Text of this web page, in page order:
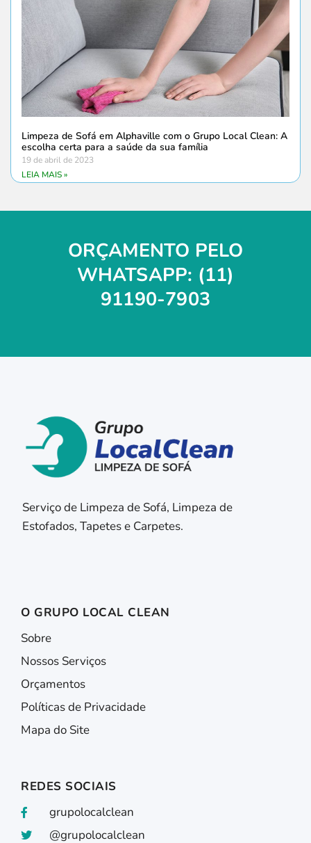
Limpeza de Sofá em Alphaville com o Grupo Local Clean: A
escolha certa para a saúde da sua família
19 de abril de 2023
LEIA MAIS »
ORÇAMENTO PELO
WHATSAPP: (11)
91190-7903
REDES SOCIAIS
grupolocalclean
@grupolocalclean
O GRUPO LOCAL CLEAN
Sobre
Nossos Serviços
Orçamentos
Políticas de Privacidade
Mapa do Site
Serviço de Limpeza de Sofá, Limpeza de
Estofados, Tapetes e Carpetes.